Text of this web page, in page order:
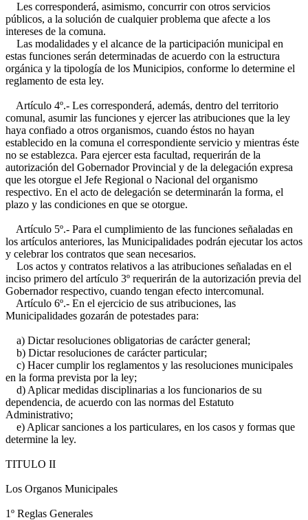
Les corresponderá, asimismo, concurrir con otros servicios
públicos, a la solución de cualquier problema que afecte a los
intereses de la comuna.
Las modalidades y el alcance de la participación municipal en
estas funciones serán determinadas de acuerdo con la estructura
orgánica y la tipología de los Municipios, conforme lo determine el
reglamento de esta ley.
Artículo 4º.- Les corresponderá, además, dentro del territorio
comunal, asumir las funciones y ejercer las atribuciones que la ley
haya confiado a otros organismos, cuando éstos no hayan
establecido en la comuna el correspondiente servicio y mientras éste
no se establezca. Para ejercer esta facultad, requerirán de la
autorización del Gobernador Provincial y de la delegación expresa
que les otorgue el Jefe Regional o Nacional del organismo
respectivo. En el acto de delegación se determinarán la forma, el
plazo y las condiciones en que se otorgue.
Artículo 5º.- Para el cumplimiento de las funciones señaladas en
los artículos anteriores, las Municipalidades podrán ejecutar los actos
y celebrar los contratos que sean necesarios.
Los actos y contratos relativos a las atribuciones señaladas en el
inciso primero del artículo 3º requerirán de la autorización previa del
Gobernador respectivo, cuando tengan efecto intercomunal.
Artículo 6º.- En el ejercicio de sus atribuciones, las
Municipalidades gozarán de potestades para:
a) Dictar resoluciones obligatorias de carácter general;
b) Dictar resoluciones de carácter particular;
c) Hacer cumplir los reglamentos y las resoluciones municipales
en la forma prevista por la ley;
d) Aplicar medidas disciplinarias a los funcionarios de su
dependencia, de acuerdo con las normas del Estatuto
Administrativo;
e) Aplicar sanciones a los particulares, en los casos y formas que
determine la ley.
TITULO II
Los Organos Municipales
1º Reglas Generales